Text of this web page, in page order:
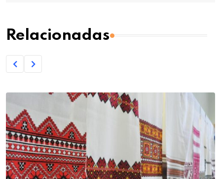
Relacionadas